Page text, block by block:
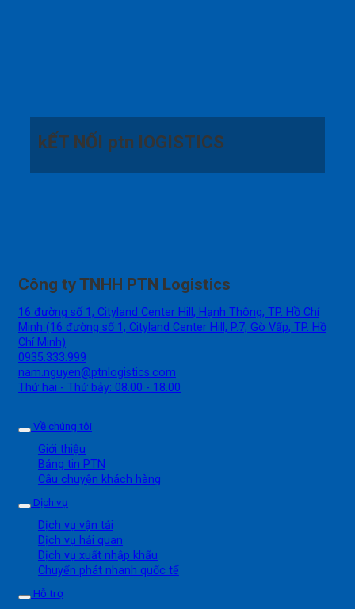
kẾT NỐI ptn lOGISTICS
Công ty TNHH PTN Logistics
16 đường số 1, Cityland Center Hill, Hạnh Thông, TP. Hồ Chí
Minh (16 đường số 1, Cityland Center Hill, P.7, Gò Vấp, TP. Hồ
Chí Minh)
0935.333.999
nam.nguyen@ptnlogistics.com
Thứ hai - Thứ bảy: 08.00 - 18.00
Về chúng tôi
Giới thiệu
Bảng tin PTN
Câu chuyện khách hàng
Dịch vụ
Dịch vụ vận tải
Dịch vụ hải quan
Dịch vụ xuất nhập khẩu
Chuyển phát nhanh quốc tế
Hỗ trợ